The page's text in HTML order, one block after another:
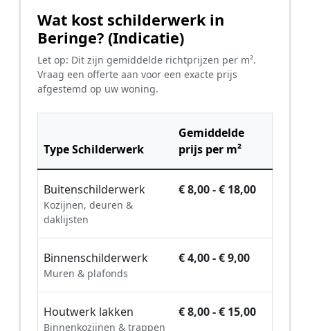
Wat kost schilderwerk in
Beringe? (Indicatie)
Let op: Dit zijn gemiddelde richtprijzen per m².
Vraag een offerte aan voor een exacte prijs
afgestemd op uw woning.
Type Schilderwerk
Gemiddelde
prijs per m²
Buitenschilderwerk
Kozijnen, deuren &
daklijsten
€ 8,00 - € 18,00
Binnenschilderwerk
Muren & plafonds
€ 4,00 - € 9,00
Houtwerk lakken
Binnenkozijnen & trappen
€ 8,00 - € 15,00